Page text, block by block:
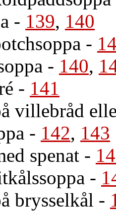
- 139, 140
-
- 140,
- 141
villebråd
- 142, 143
spenat -
-
brysselkål -